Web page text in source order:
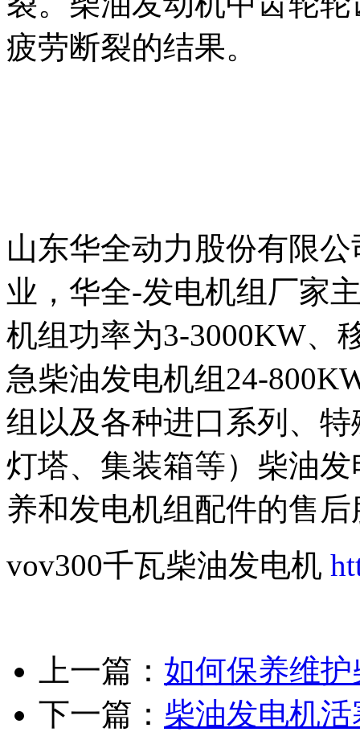
疲劳断裂的结果。
山东华全动力股份有限
业，华全-发电机组厂家
机组功率为3-3000KW、
急柴油发电机组24-
组以及各种进口系列、
灯塔、集装箱等）柴油
养和发电机组配件的售后
vov300千瓦柴油发电机
上一篇： 如何保养维
下一篇： 柴油发电机